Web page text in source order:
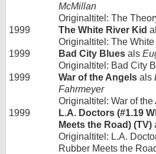
McMillan
Originaltitel: The
1999
The White River Kid
Originaltitel: The
1999
Bad City Blues als
Originaltitel: Bad City
1999
War of the Angels als
Fahrmeyer
Originaltitel: War of the
1999
L.A. Doctors (#1.19
Meets the Road) (TV)
Originaltitel: L.A.
Rubber Meets the